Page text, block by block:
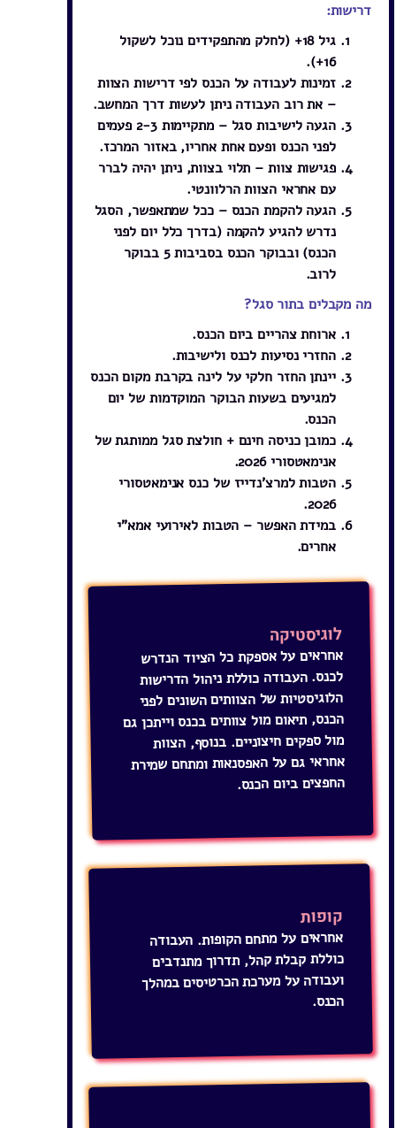
דרישות:
גיל 18+ (לחלק מהתפקידים נוכל לשקול
16+).
זמינות לעבודה על הכנס לפי דרישות הצוות
– את רוב העבודה ניתן לעשות דרך המחשב.
הגעה לישיבות סגל – מתקיימות 2-3 פעמים
לפני הכנס ופעם אחת אחריו, באזור המרכז.
פגישות צוות – תלוי בצוות, ניתן יהיה לברר
עם אחראי הצוות הרלוונטי.
הגעה להקמת הכנס – ככל שמתאפשר, הסגל
נדרש להגיע להקמה (בדרך כלל יום לפני
הכנס) ובבוקר הכנס בסביבות 5 בבוקר
לרוב.
מה מקבלים בתור סגל?
ארוחת צהריים ביום הכנס.
החזרי נסיעות לכנס ולישיבות.
יינתן החזר חלקי על לינה בקרבת מקום הכנס
למגיעים בשעות הבוקר המוקדמות של יום
הכנס.
כמובן כניסה חינם + חולצת סגל ממותגת של
אנימאטסורי 2026.
הטבות למרצ'נדייז של כנס אנימאטסורי
2026.
במידת האפשר – הטבות לאירועי אמא"י
אחרים.
לוגיסטיקה
אחראים על אספקת כל הציוד הנדרש
לכנס. העבודה כוללת ניהול הדרישות
הלוגיסטיות של הצוותים השונים לפני
הכנס, תיאום מול צוותים בכנס וייתכן גם
מול ספקים חיצוניים. בנוסף, הצוות
אחראי גם על האפסנאות ומתחם שמירת
החפצים ביום הכנס.
קופות
אחראים על מתחם הקופות. העבודה
כוללת קבלת קהל, תדרוך מתנדבים
ועבודה על מערכת הכרטיסים במהלך
הכנס.